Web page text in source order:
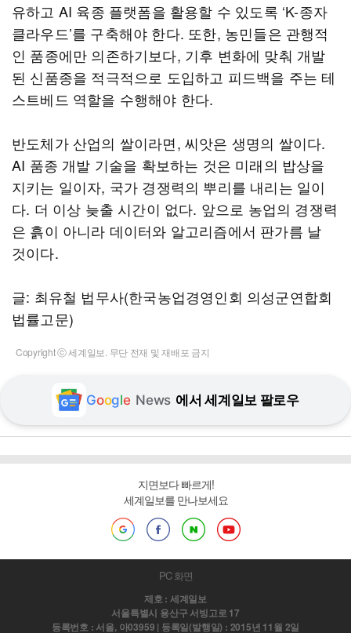
유하고 AI 육종 플랫폼을 활용할 수 있도록 ‘K-종자
클라우드’를 구축해야 한다. 또한, 농민들은 관행적
인 품종에만 의존하기보다, 기후 변화에 맞춰 개발
된 신품종을 적극적으로 도입하고 피드백을 주는 테
스트베드 역할을 수행해야 한다.
반도체가 산업의 쌀이라면, 씨앗은 생명의 쌀이다.
AI 품종 개발 기술을 확보하는 것은 미래의 밥상을
지키는 일이자, 국가 경쟁력의 뿌리를 내리는 일이
다. 더 이상 늦출 시간이 없다. 앞으로 농업의 경쟁력
은 흙이 아니라 데이터와 알고리즘에서 판가름 날
것이다.
글: 최유철 법무사(한국농업경영인회 의성군연합회
법률고문)
Copyright ⓒ 세계일보. 무단 전재 및 재배포 금지
Google News 에서 세계일보 팔로우
지면보다 빠르게!
세계일보를 만나보세요
PC 화면
제호 : 세계일보
서울특별시 용산구 서빙고로 17
등록번호 : 서울, 아03959 | 등록일(발행일) : 2015년 11월 2일